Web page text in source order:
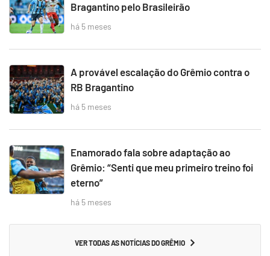
Bragantino pelo Brasileirão
há 5 meses
A provável escalação do Grêmio contra o
RB Bragantino
há 5 meses
Enamorado fala sobre adaptação ao
Grêmio: “Senti que meu primeiro treino foi
eterno”
há 5 meses
VER TODAS AS NOTÍCIAS DO GRÊMIO